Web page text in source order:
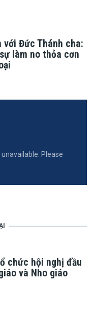
với Đức Thánh cha:
làm no thỏa cơn
Please
chức hội nghị đầu
và Nho giáo